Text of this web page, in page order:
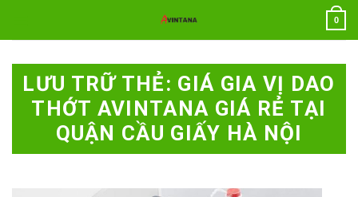
nội
0
LƯU TRỮ THẺ: GIÁ GIA VỊ DAO
THỚT AVINTANA GIÁ RẺ TẠI
QUẬN CẦU GIẤY HÀ NỘI